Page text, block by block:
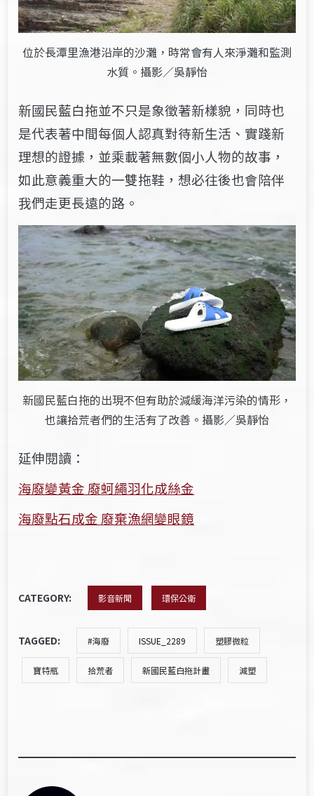
位於長潭里漁港沿岸的沙灘，時常會有人來淨灘和監測
水質。攝影／吳靜怡
新國民藍白拖並不只是象徵著新樣貌，同時也
是代表著中間每個人認真對待新生活、實踐新
理想的證據，並乘載著無數個小人物的故事，
如此意義重大的一雙拖鞋，想必往後也會陪伴
我們走更長遠的路。
新國民藍白拖的出現不但有助於減緩海洋污染的情形，
也讓拾荒者們的生活有了改善。攝影／吳靜怡
延伸閱讀：
海廢變黃金 廢蚵繩羽化成絲金
海廢點石成金 廢棄漁網變眼鏡
CATEGORY: 影音新聞 環保公衛
TAGGED: #海廢 ISSUE_2289 塑膠微粒
寶特瓶 拾荒者 新國民藍白拖計畫 減塑